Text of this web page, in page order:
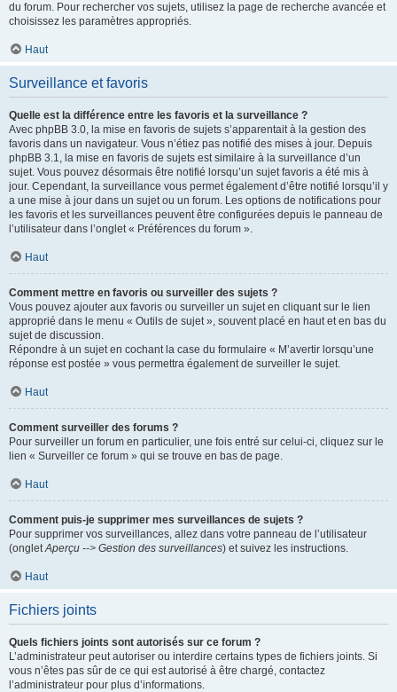
du forum. Pour rechercher vos sujets, utilisez la page de recherche avancée et
choisissez les paramètres appropriés.
Haut
Surveillance et favoris
Quelle est la différence entre les favoris et la surveillance ?
Avec phpBB 3.0, la mise en favoris de sujets s’apparentait à la gestion des
favoris dans un navigateur. Vous n’étiez pas notifié des mises à jour. Depuis
phpBB 3.1, la mise en favoris de sujets est similaire à la surveillance d’un
sujet. Vous pouvez désormais être notifié lorsqu’un sujet favoris a été mis à
jour. Cependant, la surveillance vous permet également d’être notifié lorsqu’il y
a une mise à jour dans un sujet ou un forum. Les options de notifications pour
les favoris et les surveillances peuvent être configurées depuis le panneau de
l’utilisateur dans l’onglet « Préférences du forum ».
Haut
Comment mettre en favoris ou surveiller des sujets ?
Vous pouvez ajouter aux favoris ou surveiller un sujet en cliquant sur le lien
approprié dans le menu « Outils de sujet », souvent placé en haut et en bas du
sujet de discussion.
Répondre à un sujet en cochant la case du formulaire « M’avertir lorsqu’une
réponse est postée » vous permettra également de surveiller le sujet.
Haut
Comment surveiller des forums ?
Pour surveiller un forum en particulier, une fois entré sur celui-ci, cliquez sur le
lien « Surveiller ce forum » qui se trouve en bas de page.
Haut
Comment puis-je supprimer mes surveillances de sujets ?
Pour supprimer vos surveillances, allez dans votre panneau de l’utilisateur
(ongletAperçu --> Gestion des surveillances) et suivez les instructions.
Haut
Fichiers joints
Quels fichiers joints sont autorisés sur ce forum ?
L’administrateur peut autoriser ou interdire certains types de fichiers joints. Si
vous n’êtes pas sûr de ce qui est autorisé à être chargé, contactez
l’administrateur pour plus d’informations.